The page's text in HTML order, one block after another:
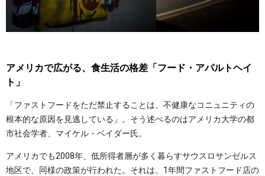
アメリカで広がる、食生活の格差「フード・アパルトヘイ
ト」
「ファストフードをただ禁止することは、不健康なコニュニティの
根本的な原因を見逃している」。そう述べるのはアメリカ大学の都
市社会学者、マイケル・ベイダー氏。
アメリカでも2008年、低所得者層が多く暮らすサウスロサンゼルス
地区で、同様の政策が行われた。それは、1年間ファストフード店の